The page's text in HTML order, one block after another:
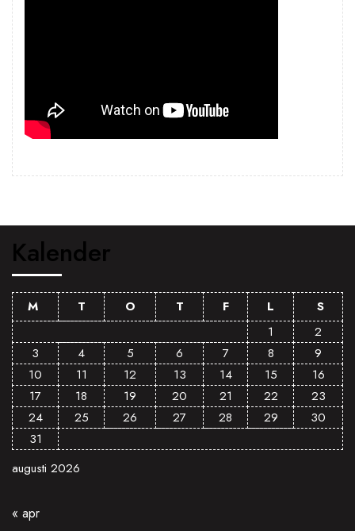
Kalender
augusti 2026
M T O T F L
S
1
2
3
4 5 6 7 8
9
10
11 12 13 14 15
16
17
18 19 20 21 22
23
24
25 26 27 28 29
30
31
« apr